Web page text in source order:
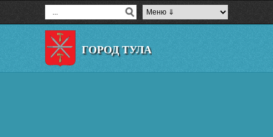
ГОРОД ТУЛА